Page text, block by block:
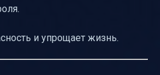
и упрощает жизнь.